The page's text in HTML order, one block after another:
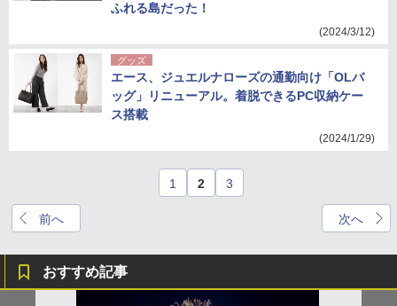
ふれる島だった！
(2024/3/12)
グッズ
エース、ジュエルナローズの通勤向け「OLバ
ッグ」リニューアル。着脱できるPC収納ケー
ス搭載
(2024/1/29)
前へ
1 2 3
次へ
おすすめ記事